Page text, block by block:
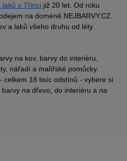
laků v Třinci již 20 let. Od roku
na doméně NEJBARVY.CZ.
a laků všeho druhu od léty
na kov, barvy do interiéru,
nářadí a malířské pomůcky.
celkem 18 tisíc odstínů - vybere si
na dřevo, do interiéru a na